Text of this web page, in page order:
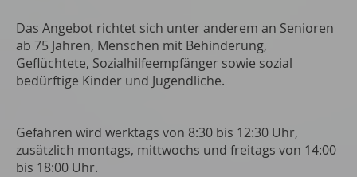
Das Angebot richtet sich unter anderem an Senioren
ab 75 Jahren, Menschen mit Behinderung,
Geflüchtete, Sozialhilfeempfänger sowie sozial
bedürftige Kinder und Jugendliche.
Gefahren wird werktags von 8:30 bis 12:30 Uhr,
zusätzlich montags, mittwochs und freitags von 14:00
bis 18:00 Uhr.